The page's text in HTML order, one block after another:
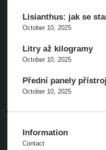
Lisianthus: jak se
October 10, 2025
Litry až kilogramy
October 10, 2025
Přední panely
October 10, 2025
Information
Contact